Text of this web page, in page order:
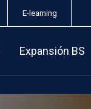
E-learning
Expansión BS